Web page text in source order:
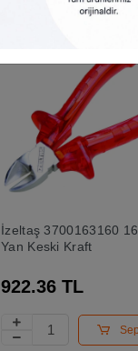
İzeltaş 3700163160
Yan Keski Kraft
922.36 TL